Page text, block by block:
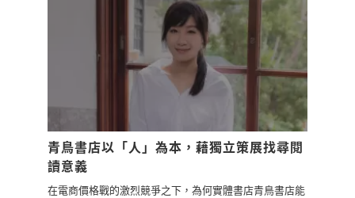
青鳥書店以「人」為本，藉獨立策展找尋閱
讀意義
在電商價格戰的激烈競爭之下，為何實體書店青鳥書店能